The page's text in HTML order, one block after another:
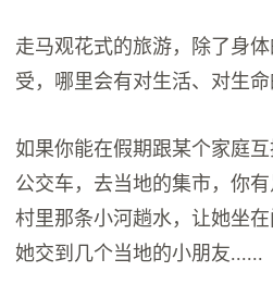
走马观花式的旅游，除了身
受，哪里会有对生活、对生命
如果你能在假期跟某个家庭
公交车，去当地的集市，你
村里那条小河趟水，让她坐
她交到几个当地的小朋友......